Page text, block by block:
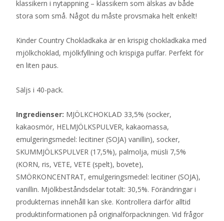
klassikern i nytappning – klassikern som älskas av både
stora som små. Något du måste provsmaka helt enkelt!
Kinder Country Chokladkaka är en krispig chokladkaka med
mjölkchoklad, mjölkfyllning och krispiga puffar. Perfekt för
en liten paus.
Säljs i 40-pack.
Ingredienser: MJÖLKCHOKLAD 33,5% (socker,
kakaosmör, HELMJÖLKSPULVER, kakaomassa,
emulgeringsmedel: lecitiner (SOJA) vanillin), socker,
SKUMMJÖLKSPULVER (17,5%), palmolja, müsli 7,5%
(KORN, ris, VETE, VETE (spelt), bovete),
SMÖRKONCENTRAT, emulgeringsmedel: lecitiner (SOJA),
vanillin. Mjölkbeståndsdelar totalt: 30,5%. Förändringar i
produkternas innehåll kan ske. Kontrollera därför alltid
produktinformationen på originalförpackningen. Vid frågor